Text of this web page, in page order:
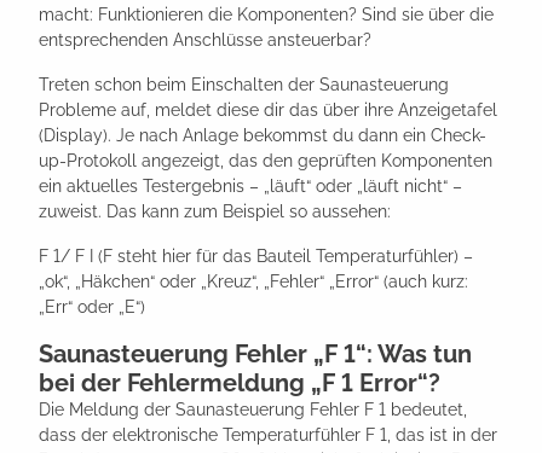
macht: Funktionieren die Komponenten? Sind sie über die
entsprechenden Anschlüsse ansteuerbar?
Treten schon beim Einschalten der Saunasteuerung
Probleme auf, meldet diese dir das über ihre Anzeigetafel
(Display). Je nach Anlage bekommst du dann ein Check-
up-Protokoll angezeigt, das den geprüften Komponenten
ein aktuelles Testergebnis – „läuft“ oder „läuft nicht“ –
zuweist. Das kann zum Beispiel so aussehen:
F 1/ F I (F steht hier für das Bauteil Temperaturfühler) –
„ok“, „Häkchen“ oder „Kreuz“, „Fehler“ „Error“ (auch kurz:
„Err“ oder „E“)
Saunasteuerung Fehler „F 1“: Was tun
bei der Fehlermeldung „F 1 Error“?
Die Meldung der Saunasteuerung Fehler F 1 bedeutet,
dass der elektronische Temperaturfühler F 1, das ist in der